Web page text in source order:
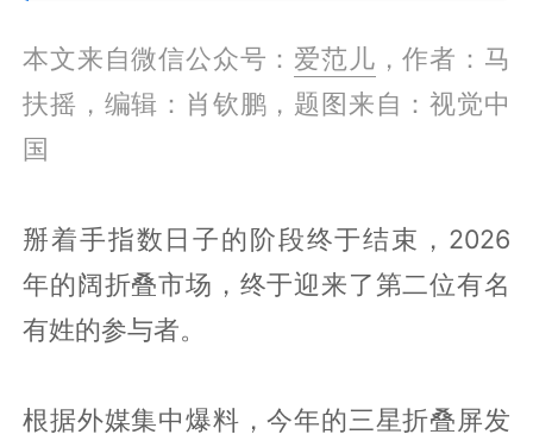
本文来自微信公众号： 爱范儿 ，作者：马
扶摇，编辑：肖钦鹏，题图来自：视觉中
国
掰着手指数日子的阶段终于结束，2026
年的阔折叠市场，终于迎来了第二位有名
有姓的参与者。
根据外媒集中爆料，今年的三星折叠屏发